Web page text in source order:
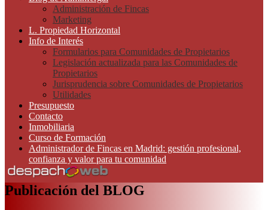
Administración de Fincas
Marketing
L. Propiedad Horizontal
Info de Interés
Formularios para Comunidades de Propietarios
Legislación actualizada para las Comunidades de
Propietarios
Jurisprudencia sobre Comunidades de Propietarios
Utilidades
Presupuesto
Contacto
Inmobiliaria
Curso de Formación
Administrador de Fincas en Madrid: gestión profesional,
confianza y valor para tu comunidad
Publicación del BLOG